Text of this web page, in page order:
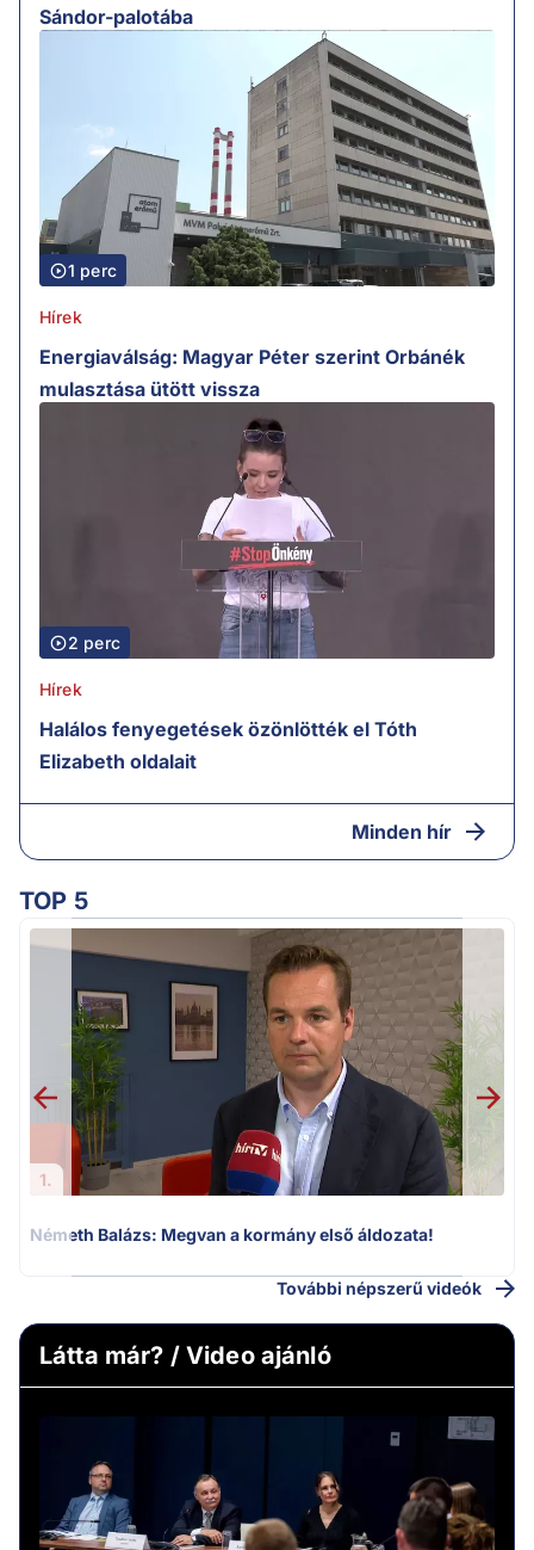
Sándor-palotába
1 perc
Hírek
Energiaválság: Magyar Péter szerint Orbánék
mulasztása ütött vissza
2 perc
Hírek
Halálos fenyegetések özönlötték el Tóth
Elizabeth oldalait
Minden hír
TOP 5
1.
Németh Balázs: Megvan a kormány első áldozata!
További népszerű videók
Látta már? / Video ajánló